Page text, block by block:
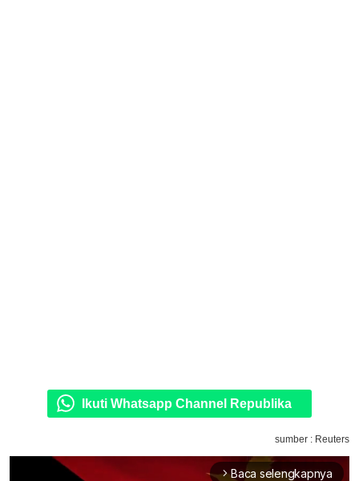
Ikuti Whatsapp Channel Republika
sumber : Reuters
arrow_forward_ios Baca selengkapnya